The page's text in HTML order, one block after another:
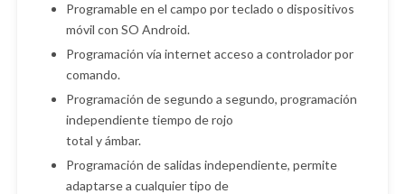
Programable en el campo por teclado o dispositivos
móvil con SO Android.
Programación vía internet acceso a controlador por
comando.
Programación de segundo a segundo, programación
independiente tiempo de rojo
total y ámbar.
Programación de salidas independiente, permite
adaptarse a cualquier tipo de